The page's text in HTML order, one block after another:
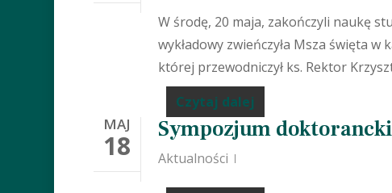
W środę, 20 maja, zakończyli naukę
wykładowy zwieńczyła Msza święta
której przewodniczył ks. Rektor
Czytaj dalej
MAJ
18 Sympozjum
Aktualności